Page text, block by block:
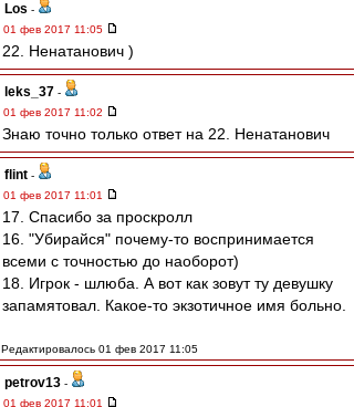
Los -
01 фев 2017 11:05
22. Ненатанович )
leks_37 -
01 фев 2017 11:02
Знаю точно только ответ на 22. Ненатанович
flint -
01 фев 2017 11:01
17. Спасибо за проскролл
16. "Убирайся" почему-то воспринимается
всеми с точностью до наоборот)
18. Игрок - шлюба. А вот как зовут ту девушку
запамятовал. Какое-то экзотичное имя больно.
Редактировалось 01 фев 2017 11:05
petrov13 -
01 фев 2017 11:01